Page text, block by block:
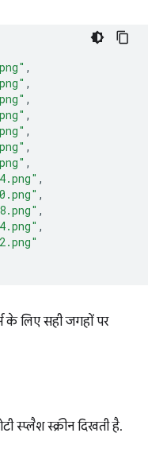
,
,
,
,
,
,
,
,
,
,
,
के लिए सही जगहों पर
स्प्लैश स्क्रीन दिखती है.